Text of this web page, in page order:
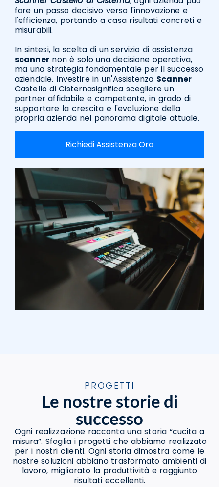
fare un passo decisivo verso l'innovazione e
l'efficienza, portando a casa risultati concreti e
misurabili.
In sintesi, la scelta di un servizio di assistenza
scannernon è solo una decisione operativa,
ma una strategia fondamentale per il successo
aziendale. Investire in un'Assistenza Scanner
Castello di Cisternasignifica scegliere un
partner affidabile e competente, in grado di
supportare la crescita e l'evoluzione della
propria azienda nel panorama digitale attuale.
Richiedi Assistenza Ora
PROGETTI
Le nostre storie di
successo
Ogni realizzazione racconta una storia “cucita a
misura”. Sfoglia i progetti che abbiamo realizzato
per i nostri clienti. Ogni storia dimostra come le
nostre soluzioni abbiano trasformato ambienti di
lavoro, migliorato la produttività e raggiunto
risultati eccellenti.